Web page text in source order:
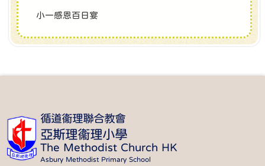
小一感恩百日宴
循道衞理聯合教會
亞斯理衞理小學
The Methodist Church HK
Asbury Methodist Primary School